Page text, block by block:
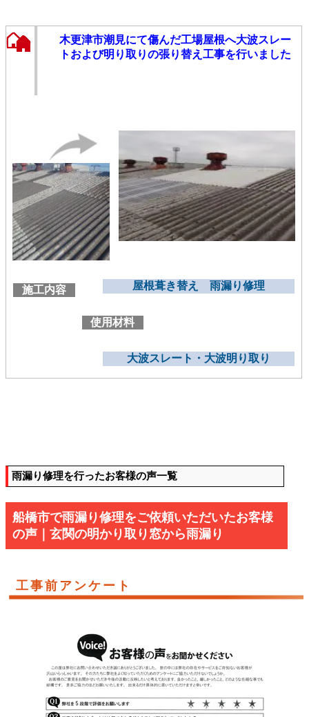
木更津市潮見にて傷んだ工場屋根へ大波スレー
トおよび明り取りの張り替え工事を行いました
施工内容 屋根葺き替え 雨漏り修理
使用材料
大波スレート・大波明り取り
雨漏り修理を行ったお客様の声一覧
船橋市で雨漏り修理をご依頼いただいたお客様
の声｜玄関の明かり取り窓から雨漏り
工事前アンケート